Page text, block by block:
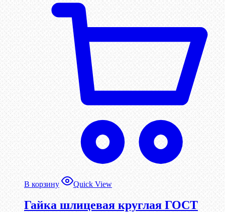
В корзину Quick View
Гайка шлицевая круглая ГОСТ